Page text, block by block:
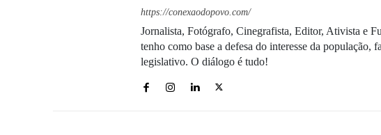
https://conexaodopovo.com/
Jornalista, Fotógrafo, Cinegrafista, Editor, Ativista e
tenho como base a defesa do interesse da população,
legislativo. O diálogo é tudo!